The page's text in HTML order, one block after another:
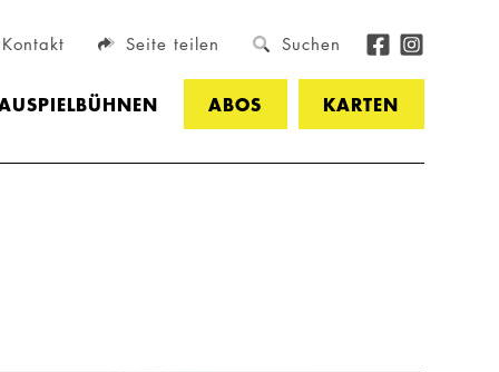
Kontakt Seite teilen Suchen
ABOS KARTEN